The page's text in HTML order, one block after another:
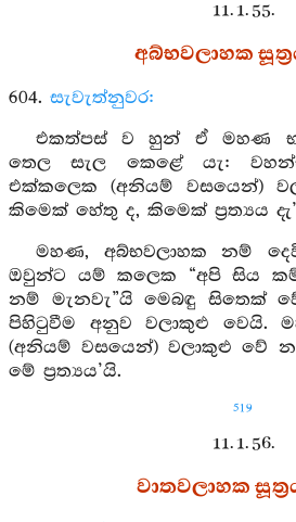
11. 1. 55.
අබ්භවලාහක
604. සැවැත්නුවර:
එකත්පස් ව හුන් ඒ මහණ
තෙල සැල කෙළේ යැ:
එක්කලෙක (අනියම් වසයෙන්)
කිමෙක් හේතු ද, කිමෙක් ප්‍රත්‍යය
මහණ, අබ්භවලාහක නම්
ඔවුන්ට යම් කලෙක “අපි සිය
නම් මැනවැ”යි මෙබඳු සිතෙක්
පිහිටුවීම අනුව වලාකුළු වෙයි.
(අනියම් වසයෙන්) වලාකුළු වේ
මේ ප්‍රත්‍යය’යි.
519
11. 1. 56.
වාතවලාහක